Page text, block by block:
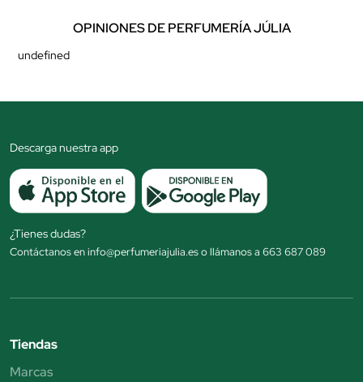
OPINIONES DE PERFUMERÍA JÚLIA
undefined
Descarga nuestra app
¿Tienes dudas?
Contáctanos en info@perfumeriajulia.es o llámanos a 663 687 089
Tiendas
Marcas